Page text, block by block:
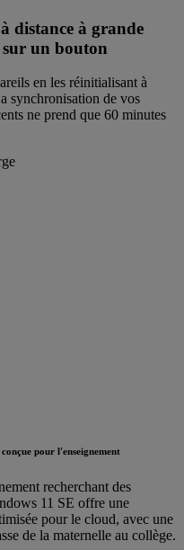
distance à grande
sur un bouton
en les réinitialisant à
synchronisation de vos
ne prend que 60 minutes
pour l'enseignement
recherchant des
11 SE offre une
pour le cloud, avec une
de la maternelle au collège.